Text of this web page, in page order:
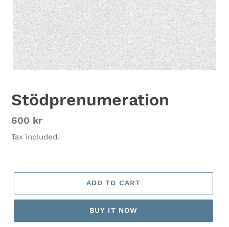
Stödprenumeration
Regular
price
600 kr
Tax included.
ADD TO CART
BUY IT NOW